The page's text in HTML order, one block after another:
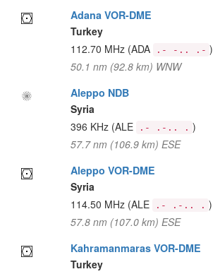
Adana VOR-DME
Turkey
112.70 MHz (ADA .- -.. .- )
50.1 nm (92.8 km) WNW
Aleppo NDB
Syria
396 KHz (ALE .- .-.. . )
57.7 nm (106.9 km) ESE
Aleppo VOR-DME
Syria
114.50 MHz (ALE .- .-.. . )
57.8 nm (107.0 km) ESE
Kahramanmaras VOR-DME
Turkey